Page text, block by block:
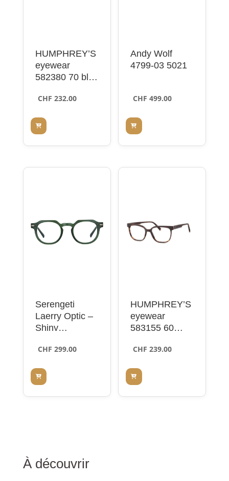
HUMPHREY’S
eyewear
582380 70 blue
CHF 232.00
Andy Wolf
4799-03 5021
CHF 499.00
Serengeti
Laerry Optic –
Shiny
Olive Green
CHF 299.00
HUMPHREY’S
eyewear
583155 60
CHF 239.00
À découvrir